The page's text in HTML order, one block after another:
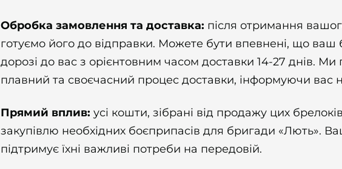
Обробка замовлення та доставка: після отримання
готуємо його до відправки. Можете бути впевнені, що
дорозі до вас з орієнтовним часом доставки 14-27 днів.
плавний та своєчасний процес доставки, інформуючи вас
Прямий вплив: усі кошти, зібрані від продажу цих
закупівлю необхідних боєприпасів для бригади «Лють».
підтримує їхні важливі потреби на передовій.